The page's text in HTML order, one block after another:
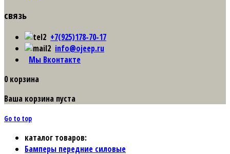
связь
+7(925)178-70-17
info@ojeep.ru
Мы Вконтакте
0 корзина
Ваша корзина пуста
Go to top
каталог товаров:
Бамперы передние силовые